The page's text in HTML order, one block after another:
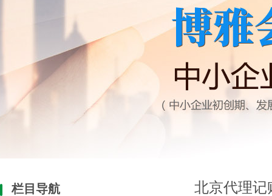
栏目导航 北京代理记